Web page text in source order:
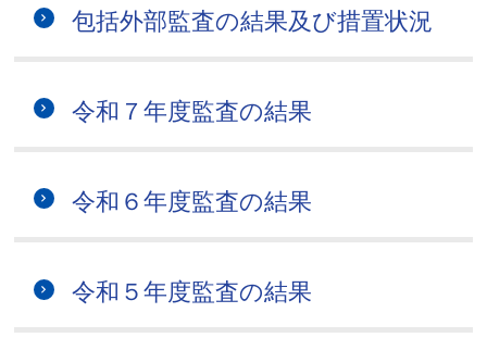
包括外部監査の結果及び措置状況
令和７年度監査の結果
令和６年度監査の結果
令和５年度監査の結果